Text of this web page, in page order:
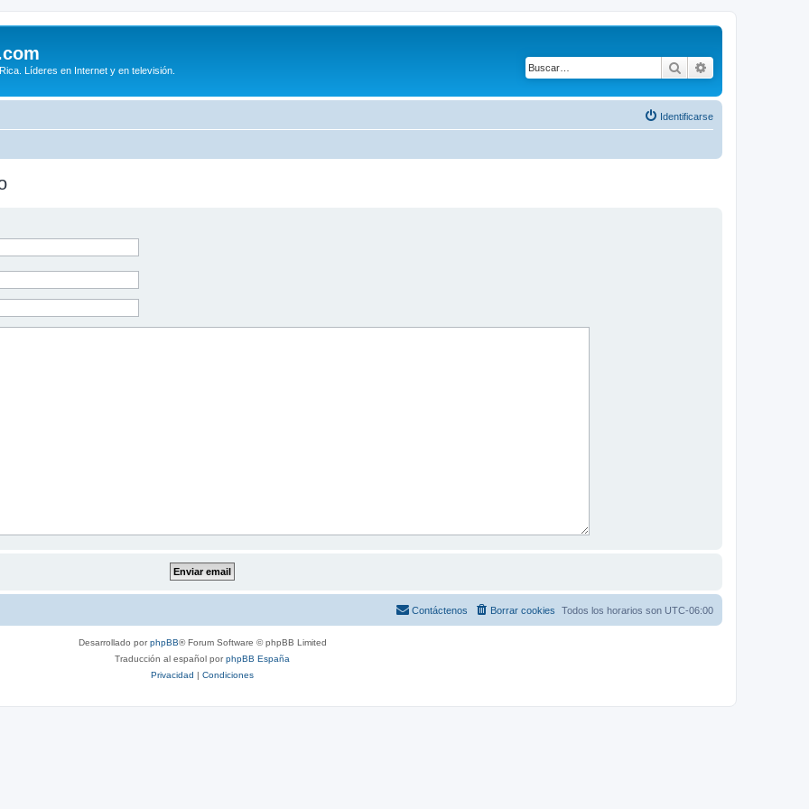
Líderes en Internet y en televisión. Buscar
Identificarse
Todos los horarios son UTC-06:00
Borrar cookies
Contáctenos
Desarrollado porphpBB® Forum Software © phpBB Limited
Traducción al español porphpBB España
Privacidad | Condiciones